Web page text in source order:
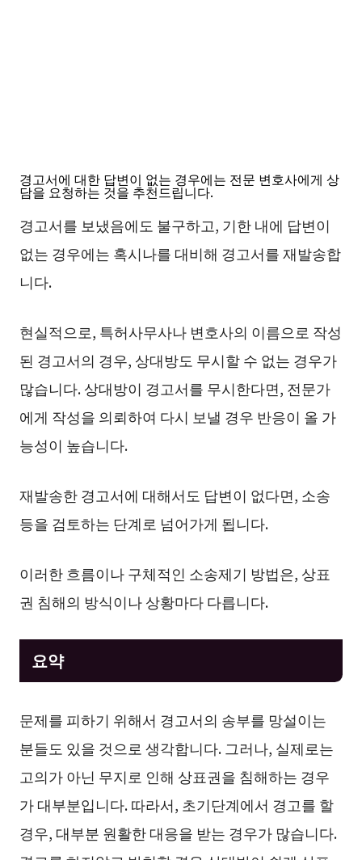
경고서에 대한 답변이 없는 경우에는 전문 변호사에게 상
담을 요청하는 것을 추천드립니다.
경고서를 보냈음에도 불구하고, 기한 내에 답변이
없는 경우에는 혹시나를 대비해 경고서를 재발송합
니다.
현실적으로, 특허사무사나 변호사의 이름으로 작성
된 경고서의 경우, 상대방도 무시할 수 없는 경우가
많습니다. 상대방이 경고서를 무시한다면, 전문가
에게 작성을 의뢰하여 다시 보낼 경우 반응이 올 가
능성이 높습니다.
재발송한 경고서에 대해서도 답변이 없다면, 소송
등을 검토하는 단계로 넘어가게 됩니다.
이러한 흐름이나 구체적인 소송제기 방법은, 상표
권 침해의 방식이나 상황마다 다릅니다.
요약
문제를 피하기 위해서 경고서의 송부를 망설이는
분들도 있을 것으로 생각합니다. 그러나, 실제로는
고의가 아닌 무지로 인해 상표권을 침해하는 경우
가 대부분입니다. 따라서, 초기단계에서 경고를 할
경우, 대부분 원활한 대응을 받는 경우가 많습니다.